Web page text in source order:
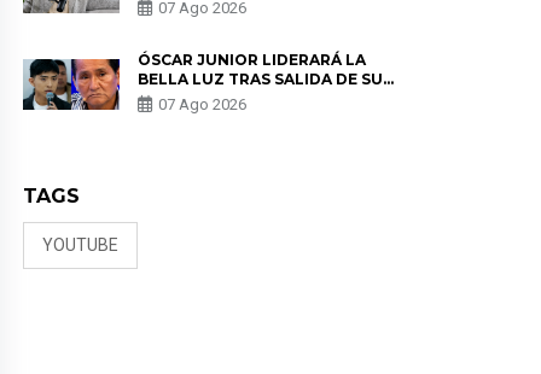
KORINA: “ME ENCONTRARON UN
07 Ago 2026
ÓSCAR JUNIOR LIDERARÁ LA
BELLA LUZ TRAS SALIDA DE SU
PADRE POR POLÉMICA CON
NALDY SALDAÑA
07 Ago 2026
TAGS
YOUTUBE